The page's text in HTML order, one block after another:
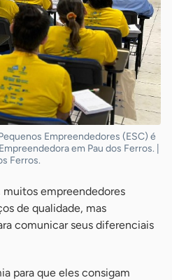
Empreendedores (ESC) é
em Pau dos Ferros. |
Ferros.
empreendedores
de qualidade, mas
comunicar seus diferenciais
para que eles consigam